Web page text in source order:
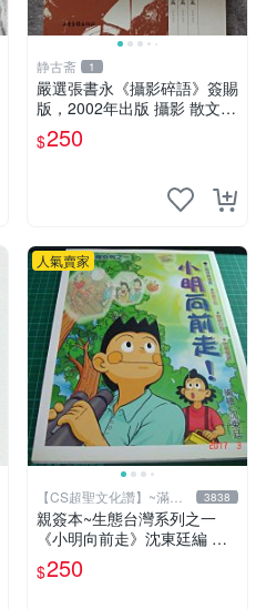
静古斋 1
嚴選張書永《攝影碎語》簽賜
版，2002年出版 攝影 散文
作品集
$250
人氣賣家
【CS超聖文化讚】~滿千
元送運
3838
親簽本~生態台灣系列之一
《小明向前走》沈東廷編 東
廷漫畫工作室 民國92年 大本
【CS 超聖文化讚】
$250